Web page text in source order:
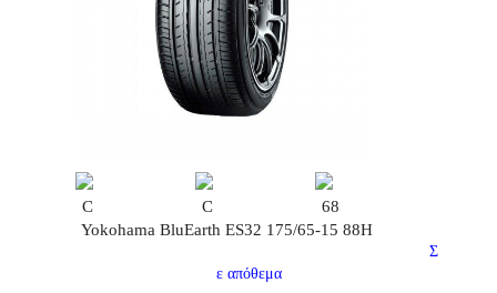
C C
68
Yokohama BluEarth ES32 175/65-15 88H
Σ
ε απόθεμα